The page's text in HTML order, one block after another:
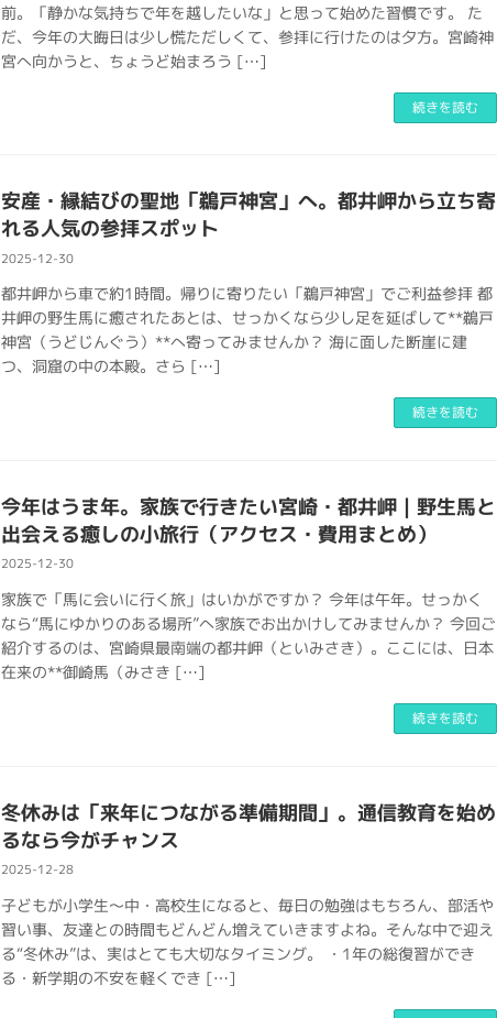
前。「静かな気持ちで年を越したいな」と思って始めた習慣です。 た
だ、今年の大晦日は少し慌ただしくて、参拝に行けたのは夕方。宮崎神
宮へ向かうと、ちょうど始まろう […]
続きを読む
安産・縁結びの聖地「鵜戸神宮」へ。都井岬から立ち寄
れる人気の参拝スポット
2025-12-30
都井岬から車で約1時間。帰りに寄りたい「鵜戸神宮」でご利益参拝 都
井岬の野生馬に癒されたあとは、せっかくなら少し足を延ばして**鵜戸
神宮（うどじんぐう）**へ寄ってみませんか？ 海に面した断崖に建
つ、洞窟の中の本殿。さら […]
続きを読む
今年はうま年。家族で行きたい宮崎・都井岬｜野生馬と
出会える癒しの小旅行（アクセス・費用まとめ）
2025-12-30
家族で「馬に会いに行く旅」はいかがですか？ 今年は午年。せっかく
なら“馬にゆかりのある場所”へ家族でお出かけしてみませんか？ 今回ご
紹介するのは、宮崎県最南端の都井岬（といみさき）。ここには、日本
在来の**御崎馬（みさき […]
続きを読む
冬休みは「来年につながる準備期間」。通信教育を始め
るなら今がチャンス
2025-12-28
子どもが小学生〜中・高校生になると、毎日の勉強はもちろん、部活や
習い事、友達との時間もどんどん増えていきますよね。そんな中で迎え
る“冬休み”は、実はとても大切なタイミング。 ・1年の総復習ができ
る・新学期の不安を軽くでき […]